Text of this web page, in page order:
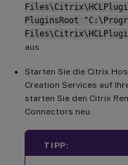
PluginsRoot
aus.
Starten Sie die Citrix
Creation Services auf
starten Sie den Citrix
Connectors neu.
TIPP: